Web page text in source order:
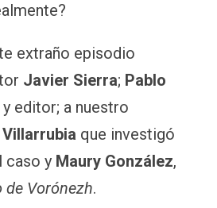
extraño episodio
Javier Sierra; Pablo
editor; a nuestro
que investigó
caso y Maury González,
de Vorónezh.